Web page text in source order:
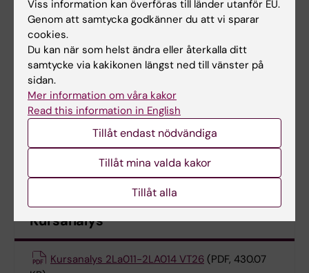
Ramschema KM2 VT26_Södersjukhuset
139.94 KB)
Ramschema KM2 HT26 SÖS
Kursanalys samt kursutvärdering
2LA014 Kursvärdering KM2 VT26
Kursanalys
Kursanalys 2La011-2LA014 VT26 (PDF, 430.07
Viss information kan överföras till länder utanför EU.
Genom att samtycka godkänner du att vi sparar
cookies.
Du kan när som helst ändra eller återkalla ditt
samtycke via kakikonen längst ned till vänster på
sidan.
Mer information om våra kakor
Read this information in English
Tillåt endast nödvändiga
Tillåt mina valda kakor
Tillåt alla